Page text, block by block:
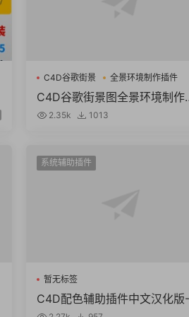
C4D谷歌街景 全景环境制作插件
C4D谷歌街景图全景环境制作
件 TGS Streetview4D v1.2 For
2.35k 1013
系统辅助插件
暂无标签
C4D配色辅助插件中文汉化版
dobe ASE 色板导入 C4D 插件